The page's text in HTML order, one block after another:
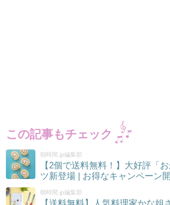
この記事もチェック
朝時間.jp編集部
【2個で送料無料！】大好評「
ツ新登場 | お得なキャンペーン
朝時間.jp編集部
【送料無料】人気料理家かな姐